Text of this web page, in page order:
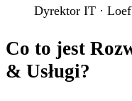
Dyrektor IT ·
Co to jest
& Usługi?